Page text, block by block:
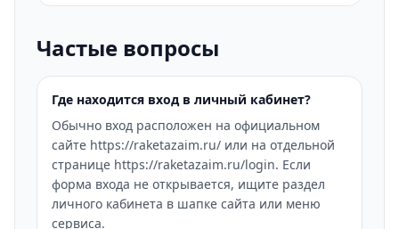
Частые вопросы
Где находится вход в личный кабинет?
Обычно вход расположен на официальном
сайте https://raketazaim.ru/ или на отдельной
странице https://raketazaim.ru/login. Если
форма входа не открывается, ищите раздел
личного кабинета в шапке сайта или меню
сервиса.